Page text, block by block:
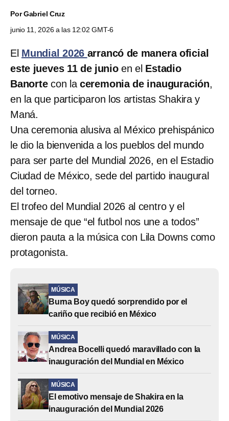
PorGabriel Cruz
junio 11, 2026 a las 12:02 GMT-6
El Mundial 2026 arrancó de manera oficial
este jueves 11 de junioen el Estadio
Banorte con la ceremonia de inauguración,
en la que participaron los artistas Shakira y
Maná.
Una ceremonia alusiva al México prehispánico
le dio la bienvenida a los pueblos del mundo
para ser parte del Mundial 2026, en el Estadio
Ciudad de México, sede del partido inaugural
del torneo.
El trofeo del Mundial 2026 al centro y el
mensaje de que “el futbol nos une a todos”
dieron pauta a la música con Lila Downs como
protagonista.
MÚSICA
Burna Boy quedó sorprendido por el
cariño que recibió en México
MÚSICA
Andrea Bocelli quedó maravillado con la
inauguración del Mundial en México
MÚSICA
El emotivo mensaje de Shakira en la
inauguración del Mundial 2026